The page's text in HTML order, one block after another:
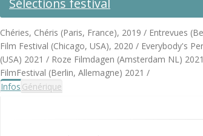
Sélections festival
Chéries, Chéris (Paris, France), 2019 / Entrevues
Film Festival (Chicago, USA), 2020 / Everybody's
(USA) 2021 / Roze Filmdagen (Amsterdam NL)
FilmFestival (Berlin, Allemagne) 2021 /
Infos Générique